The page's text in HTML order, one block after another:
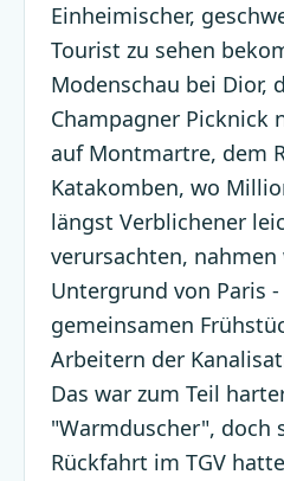
Einheimischer,
Tourist zu sehen
Modenschau bei Dior,
Champagner Picknick
auf Montmartre, dem
Katakomben, wo
längst Verblichener
verursachten,
Untergrund von Paris
gemeinsamen
Arbeitern der
Das war zum Teil
"Warmduscher", doch
Rückfahrt im TGV